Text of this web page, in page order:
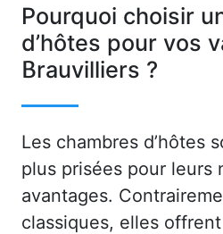
Pourquoi choisir
d’hôtes pour vos
Brauvilliers ?
Les chambres d’hôtes
plus prisées pour leurs
avantages.
classiques, elles